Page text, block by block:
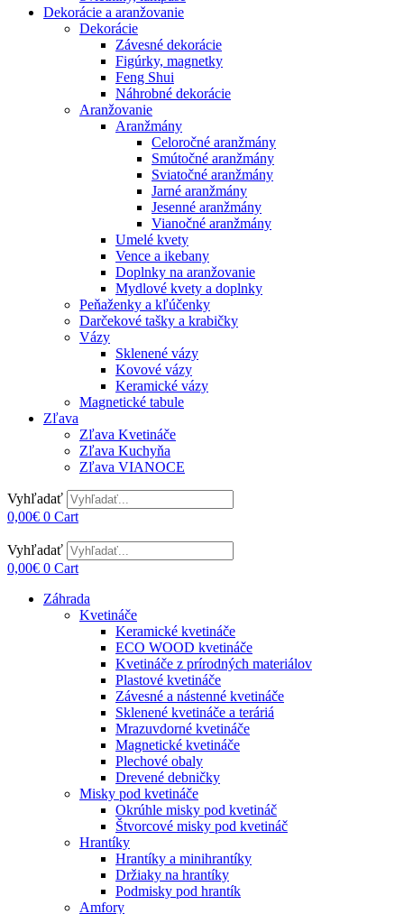
Dekorácie a aranžovanie
Dekorácie
Závesné dekorácie
Figúrky, magnetky
Feng Shui
Náhrobné dekorácie
Aranžovanie
Aranžmány
Celoročné aranžmány
Smútočné aranžmány
Sviatočné aranžmány
Jarné aranžmány
Jesenné aranžmány
Vianočné aranžmány
Umelé kvety
Vence a ikebany
Doplnky na aranžovanie
Mydlové kvety a doplnky
Peňaženky a kľúčenky
Darčekové tašky a krabičky
Vázy
Sklenené vázy
Kovové vázy
Keramické vázy
Magnetické tabule
Zľava
Zľava Kvetináče
Zľava Kuchyňa
Zľava VIANOCE
Vyhľadať
0,00€ 0 Cart
Vyhľadať
0,00€ 0 Cart
Záhrada
Kvetináče
Keramické kvetináče
ECO WOOD kvetináče
Kvetináče z prírodných materiálov
Plastové kvetináče
Závesné a nástenné kvetináče
Sklenené kvetináče a teráriá
Mrazuvdorné kvetináče
Magnetické kvetináče
Plechové obaly
Drevené debničky
Misky pod kvetináče
Okrúhle misky pod kvetináč
Štvorcové misky pod kvetináč
Hrantíky
Hrantíky a minihrantíky
Držiaky na hrantíky
Podmisky pod hrantík
Amfory